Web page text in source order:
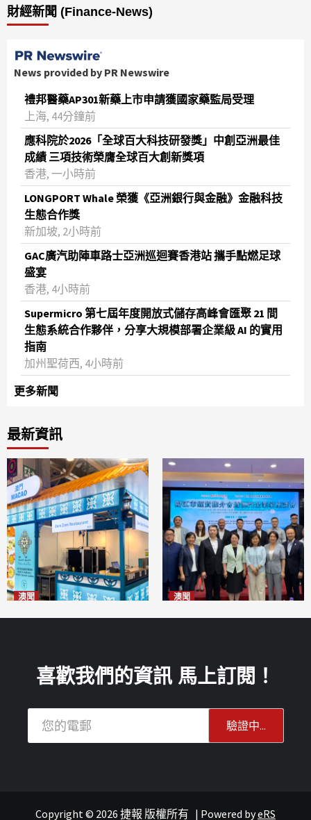
財經新聞 (Finance-News)
News provided by PR Newswire
禮邦醫藥AP301新藥上市申請獲國家藥監局受理
上海, 44分鐘前
應科院於2026「全球百大科技研發獎」中創亞洲最佳
成績 三項技術榮膺全球百大創新獎項
香港, 一小時前
LONGPORT Whale 榮獲《亞洲銀行與金融》金融科技
生態合作獎
新加坡, 2小時前
GAC廣汽助陣車路士亞洲巡迴賽香港站 攜手點燃足球
盛宴
香港, 4小時前
Supermicro 第七屆年度開放式儲存高峰會匯聚 21 間
生態系統合作夥伴，分享大規模部署企業級 AI 的實用
指南
加州聖荷西, 4小時前
更多新聞
最新資訊
澳聞 澳聞
喜歡我們的資訊 馬上訂閱！
Copyright © 2026 捷報 版權所有 | Powered byeRS